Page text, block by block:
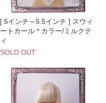
[ 5インチ～5.5インチ ] スウィ
ートカール * カラー/ミルクテ
ィ
SOLD OUT